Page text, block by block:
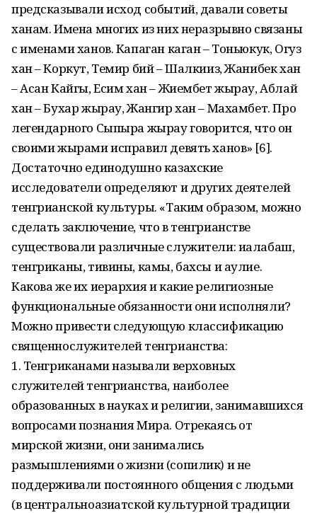
предсказывали исход событий, давали советы
ханам. Имена многих из них неразрывно связаны
с именами ханов. Капаган каган – Тоньюкук, Огуз
хан – Коркут, Темир бий – Шалкииз, Жанибек хан
– Асан Кайгы, Есим хан – Жиембет жырау, Аблай
хан – Бухар жырау, Жангир хан – Махамбет. Про
легендарного Сыпыра жырау говорится, что он
своими жырами исправил девять ханов» [6].
Достаточно единодушно казахские
исследователи определяют и других деятелей
тенгрианской культуры. «Таким образом, можно
сделать заключение, что в тенгрианстве
существовали различные служители: иалабаш,
тенгриканы, тивины, камы, бахсы и аулие.
Какова же их иерархия и какие религиозные
функциональные обязанности они исполняли?
Можно привести следующую классификацию
священнослужителей тенгрианства:
1. Тенгриканами называли верховных
служителей тенгрианства, наиболее
образованных в науках и религии, занимавшихся
вопросами познания Мира. Отрекаясь от
мирской жизни, они занимались
размышлениями о жизни (сопилик) и не
поддерживали постоянного общения с людьми
(в центральноазиатской культурной традиции